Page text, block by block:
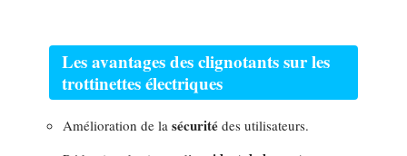
Les avantages des clignotants sur les
trottinettes électriques
Amélioration de la sécurité des utilisateurs.